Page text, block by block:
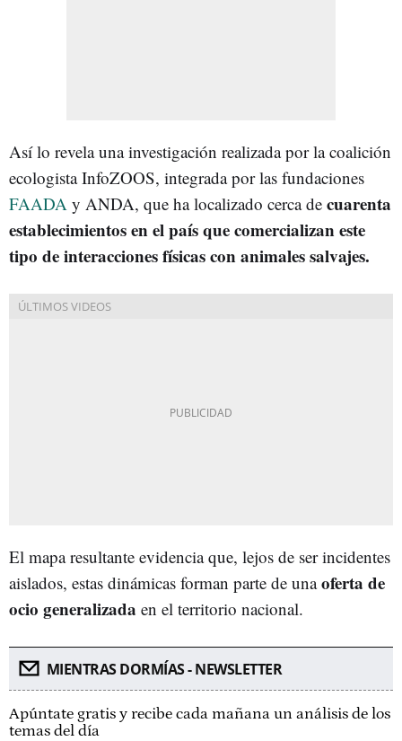
Así lo revela una investigación realizada por la coalición
ecologista InfoZOOS, integrada por las fundaciones
FAADA y ANDA, que ha localizado cerca de cuarenta
establecimientos en el país que comercializan este
tipo de interacciones físicas con animales salvajes.
El mapa resultante evidencia que, lejos de ser incidentes
aislados, estas dinámicas forman parte de unaoferta de
ocio generalizada en el territorio nacional.
MIENTRAS DORMÍAS - NEWSLETTER
Apúntate gratis y recibe cada mañana un análisis de los
temas del día